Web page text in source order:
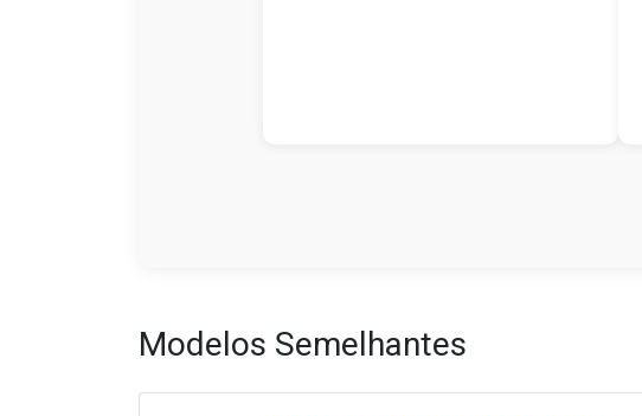
Modelos Semelhantes